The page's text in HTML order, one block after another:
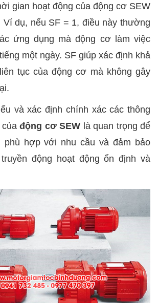
gian hoạt động của động cơ SEW
Ví dụ, nếu SF = 1, điều này thường
ứng dụng mà động cơ làm việc
một ngày. SF giúp xác định khả
tục của động cơ mà không gây
và xác định chính xác các thông
củađộng cơ SEW là quan trọng để
phù hợp với nhu cầu và đảm bảo
động hoạt động ổn định và